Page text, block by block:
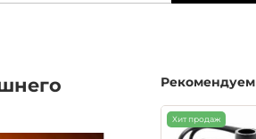
Рекомендуем
Хит продаж